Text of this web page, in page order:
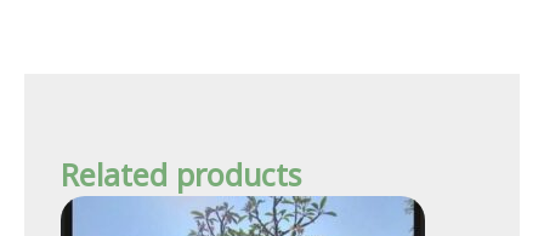
Related products